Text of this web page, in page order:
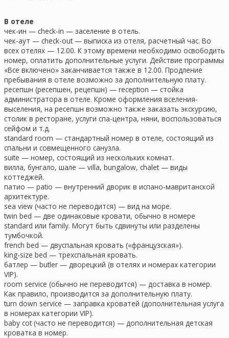
В отеле
чек-ин — check-in — заселение в отель.
чек-аут — check-out — выписка из отеля, расчетный час. Во
всех отелях — 12.00. К этому времени необходимо освободить
номер, оплатить дополнительные услуги. Действие программы
«Все включено» заканчивается также в 12.00. Продление
пребывания в отеле возможно за дополнительную плату.
ресепшн (ресепшен, рецепшн) — reception — стойка
администратора в отеле. Кроме оформления вселения-
выселения, на ресепшн возможно также заказать экскурсию,
столик в ресторане, услуги спа-центра, няни, воспользоваться
сейфом и т.д.
standard room — стандартный номер в отеле, состоящий из
спальни и совмещенного санузла.
suite — номер, состоящий из нескольких комнат.
вилла, бунгало, шале — villa, bungalow, chalet — виды
коттеджей.
патио — patio — внутренний дворик в испано-мавританской
архитектуре.
sea view (часто не переводится) — вид на море.
twin bed — две одинаковые кровати, обычно в номере
standard или family. Могут быть сдвинуты или разделены
тумбочкой.
french bed — двуспальная кровать («французская»).
king-size bed — трехспальная кровать.
батлер — butler — дворецкий (в отелях и номерах категории
VIP).
room service (обычно не переводится) — доставка в номер.
Как правило, производится за дополнительную плату.
turn down service — заправка кроватей (дополнительная услуга
в номерах категории VIP).
baby cot (часто не переводится) — дополнительная детская
кроватка в номер.